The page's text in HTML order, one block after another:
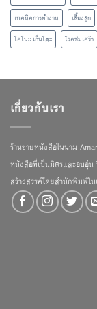
เทคนิคการทำงาน
เลี้ยงลูก
โคโนะ เก็นโตะ
โรคซึมเศร้า
เกี่ยวกับเรา
ร้านขายหนังสือในนาม
หนังสือที่เป็นมิตรและอบอุ่
สร้างสรรค์โดยสำนักพิมพ์ใ